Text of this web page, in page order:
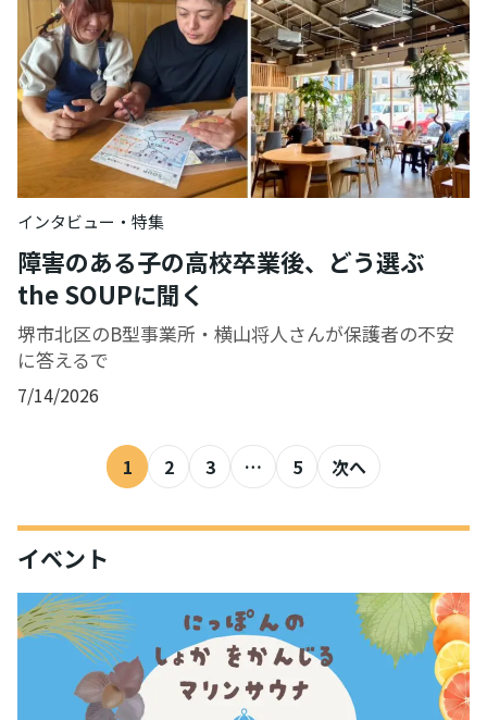
インタビュー・特集
障害のある子の高校卒業後、どう選ぶ
the SOUPに聞く
堺市北区のB型事業所・横山将人さんが保護者の不安
に答えるで
7/14/2026
1 2 3 … 5 次へ
イベント